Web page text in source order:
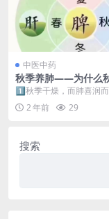
中医中药
秋季养肺——为什么
咳嗽？
1️⃣秋季干燥，而肺喜润
加上小儿肺常不足，抵御
弱，引发咳嗽。 2...
2 年前 29
搜索